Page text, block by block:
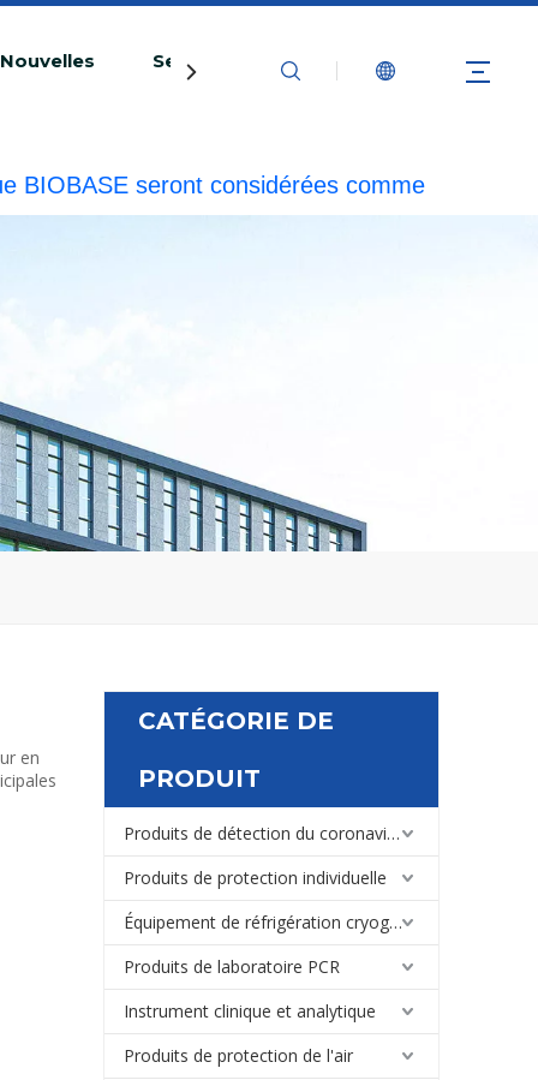
Nouvelles Service Contactez-nous
légale.20240510
en
CATÉGORIE DE
PRODUIT
Produits de détection du coronavirus
Produits de protection individuelle
Équipement de réfrigération cryogénique de laboratoire et médical
Produits de laboratoire PCR
Instrument clinique et analytique
Produits de protection de l'air